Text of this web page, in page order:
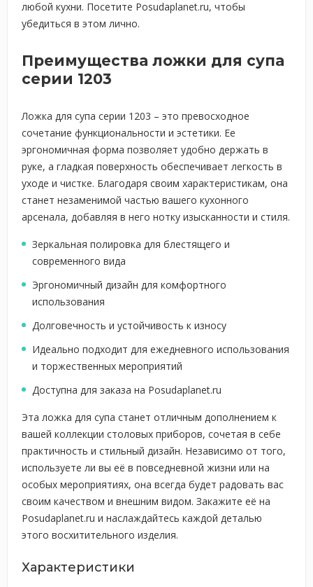
любой кухни. Посетите Posudaplanet.ru, чтобы
убедиться в этом лично.
Преимущества ложки для супа
серии 1203
Ложка для супа серии 1203 – это превосходное
сочетание функциональности и эстетики. Ее
эргономичная форма позволяет удобно держать в
руке, а гладкая поверхность обеспечивает легкость в
уходе и чистке. Благодаря своим характеристикам, она
станет незаменимой частью вашего кухонного
арсенала, добавляя в него нотку изысканности и стиля.
Зеркальная полировка для блестящего и
современного вида
Эргономичный дизайн для комфортного
использования
Долговечность и устойчивость к износу
Идеально подходит для ежедневного использования
и торжественных мероприятий
Доступна для заказа на Posudaplanet.ru
Эта ложка для супа станет отличным дополнением к
вашей коллекции столовых приборов, сочетая в себе
практичность и стильный дизайн. Независимо от того,
используете ли вы её в повседневной жизни или на
особых мероприятиях, она всегда будет радовать вас
своим качеством и внешним видом. Закажите её на
Posudaplanet.ru и наслаждайтесь каждой деталью
этого восхитительного изделия.
Характеристики